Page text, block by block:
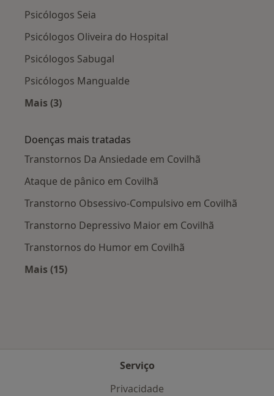
Psicólogos Seia
Psicólogos Oliveira do Hospital
Psicólogos Sabugal
Psicólogos Mangualde
Mais (3)
Doenças mais tratadas
Transtornos Da Ansiedade em Covilhã
Ataque de pânico em Covilhã
Transtorno Obsessivo-Compulsivo em Covilhã
Transtorno Depressivo Maior em Covilhã
Transtornos do Humor em Covilhã
Mais (15)
Serviço
Privacidade